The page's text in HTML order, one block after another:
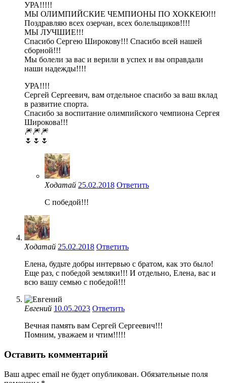
УРА!!!!!
МЫ ОЛИМПИЙСКИЕ ЧЕМПИОНЫ ПО ХОККЕЮ!!!
Поздравляю всех озерчан, всех болельщиков!!!!
МЫ ЛУЧШИЕ!!!
Спасибо Сергею Широкову!!! Спасибо всей нашей
сборной!!!
Мы болели за вас и верили в успех и вы оправдали
наши надежды!!!!
УРА!!!!
Сергей Сергеевич, вам отдельное спасибо за ваш вклад
в развитие спорта.
Спасибо за воспитание олимпийского чемпиона Сергея
Широкова!!!
🎆🎆🎆
🌷🌷🌷
Ходатай 25.02.2018 Ответить
С победой!!!
Ходатай 25.02.2018 Ответить
Елена, будьте добры интервью с братом, как это было!
Еще раз, с победой земляки!!! И отдельно, Елена, вас и
всю вашу семью с победой!!!
Евгений 10.05.2023 Ответить
Вечная память вам Сергей Сергеевич!!!
Помним, уважаем и чтим!!!!!
Оставить комментарий
Ваш адрес email не будет опубликован. Обязательные поля